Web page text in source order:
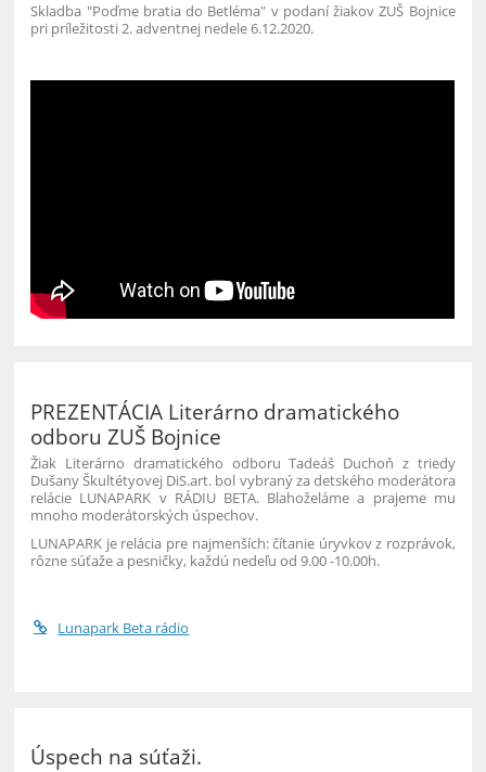
Skladba "Poďme bratia do Betléma" v podaní žiakov ZUŠ Bojnice
pri príležitosti 2. adventnej nedele 6.12.2020.
PREZENTÁCIA Literárno dramatického
odboru ZUŠ Bojnice
Žiak Literárno dramatického odboruTadeáš Duchoň z triedy
Dušany Škultétyovej DiS.art. bol vybraný za detského moderátora
relácie LUNAPARK v RÁDIU BETA. Blahoželáme a prajeme mu
mnoho moderátorských úspechov.
LUNAPARK je relácia pre najmenších: čítanie úryvkov z rozprávok,
rôzne súťaže a pesničky, každú nedeľu od 9.00 -10.00h.
Lunapark Beta rádio
Úspech na súťaži.